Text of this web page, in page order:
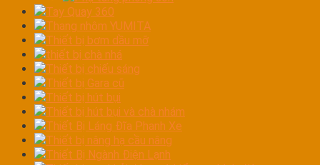
Tay Quay 360
Thang nhôm YUMITA
Thiết bị bơm dầu mỡ
thiết bị chà nhá
Thiết bị chiếu sáng
Thiết bị Gara cũ
Thiết bị hút bụi
Thiết bị hút bụi và chà nhám
Thiết Bị Láng Đĩa Phanh Xe
Thiết bị nâng hạ cầu nâng
Thiết Bị Ngành Điện Lạnh